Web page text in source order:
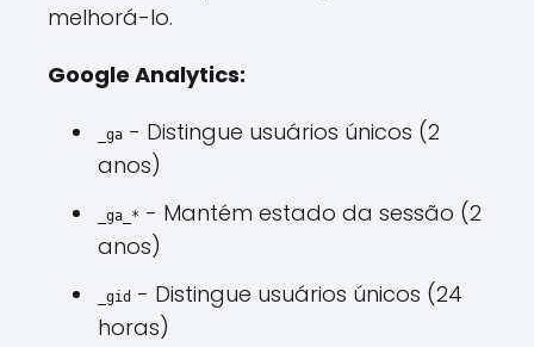
melhorá-lo.
Google Analytics:
_ga - Distingue usuários únicos (2
anos)
_ga_* - Mantém estado da sessão (2
anos)
_gid - Distingue usuários únicos (24
horas)